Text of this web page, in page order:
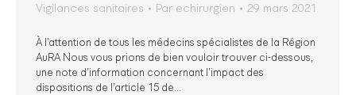
Vigilances sanitaires Par echirurgien 29 mars 2021
À l’attention de tous les médecins spécialistes de la Région
AuRA Nous vous prions de bien vouloir trouver ci-dessous,
une note d’information concernant l’impact des
dispositions de l’article 15 de…